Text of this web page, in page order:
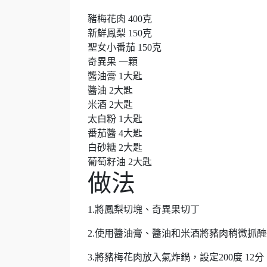
豬梅花肉 400克
新鮮鳳梨 150克
聖女小番茄 150克
奇異果 一顆
醬油膏 1大匙
醬油 2大匙
米酒 2大匙
太白粉 1大匙
番茄醬 4大匙
白砂糖 2大匙
葡萄籽油 2大匙
做法
1.將鳳梨切塊、奇異果切丁
2.使用醬油膏、醬油和米酒將豬肉稍微抓
3.將豬梅花肉放入氣炸鍋，設定200度 12分